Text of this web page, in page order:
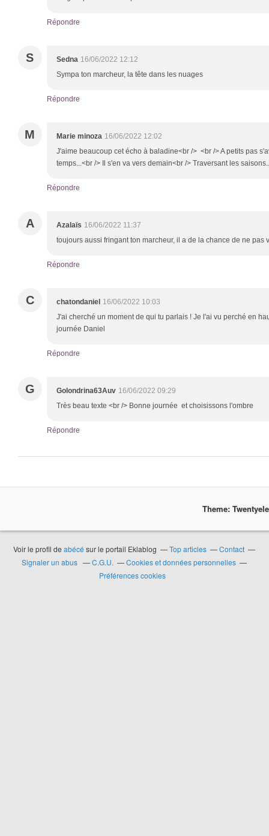
Répondre
S Sedna 16/06/2022 12:12
Sympa ton marcheur, la tête dans les nuages
Répondre
M Marie minoza 16/06/2022 12:02
J'aime beaucoup cet écho à baladine<br /> <br /> A petits pas
temps...<br /> Il s'en va vers demain<br /> Traversant les
Répondre
A Azalaïs 16/06/2022 11:37
toujours aussi fringant ton marcheur, il a de la chance de ne pas
Répondre
C chatondaniel 16/06/2022 10:03
J'ai cherché un moment de qui tu parlais ! Je l'ai vu perché en
journée Daniel
Répondre
G Golondrina63Auv 16/06/2022 09:29
Très beau texte <br /> Bonne journée et choisissons l'ombre
Répondre
Theme:
Voir le profil deabécé sur le portail Eklablog Top articles
Contact
Signaler un abus
C.G.U.
Cookies et données personnelles
Préférences cookies